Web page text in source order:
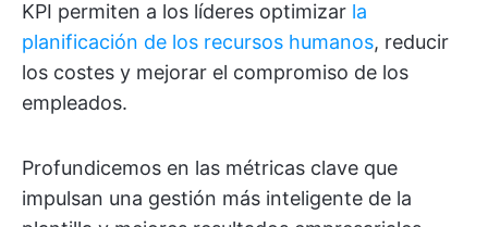
KPI permiten a los líderes optimizar la
planificación de los recursos humanos, reducir
los costes y mejorar el compromiso de los
empleados.
Profundicemos en las métricas clave que
impulsan una gestión más inteligente de la